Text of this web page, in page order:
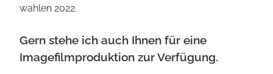
wahlen 2022.
Gern stehe ich auch Ihnen für eine
Imagefilmproduktion zur Verfügung.